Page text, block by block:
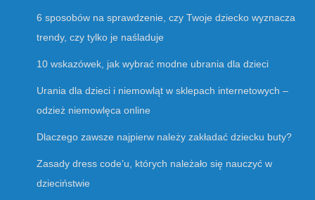
6 sposobów na sprawdzenie, czy Twoje dziecko wyznacza
trendy, czy tylko je naśladuje
10 wskazówek, jak wybrać modne ubrania dla dzieci
Urania dla dzieci i niemowląt w sklepach internetowych –
odzież niemowlęca online
Dlaczego zawsze najpierw należy zakładać dziecku buty?
Zasady dress code’u, których należało się nauczyć w
dzieciństwie